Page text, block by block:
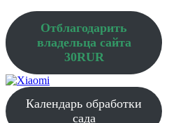
Отблагодарить
владельца сайта
30RUR
Календарь обработки
сада